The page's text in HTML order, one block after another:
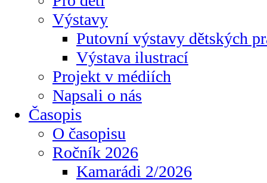
Výstavy
Putovní výstavy dětských
Výstava ilustrací
Projekt v médiích
Napsali o nás
Časopis
O časopisu
Ročník 2026
Kamarádi 2/2026